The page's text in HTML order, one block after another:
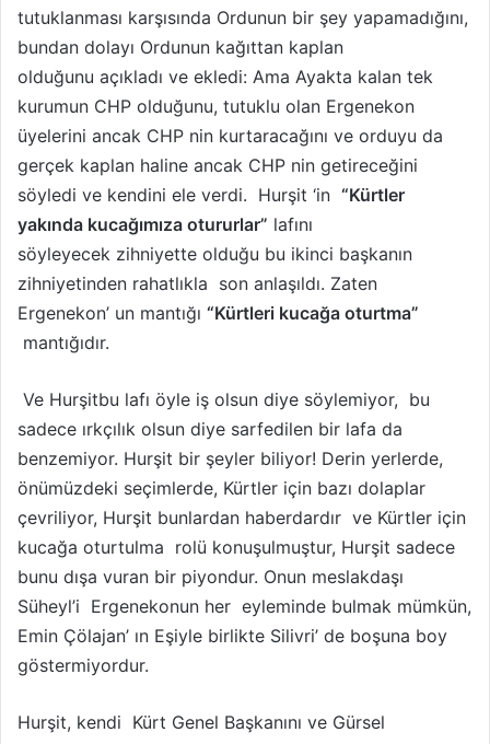
tutuklanması karşısında Ordunun bir şey yapamadığını,
bundan dolayı Ordunun kağıttan kaplan
olduğunu açıkladı ve ekledi: Ama Ayakta kalan tek
kurumun CHP olduğunu, tutuklu olan Ergenekon
üyelerini ancak CHP nin kurtaracağını ve orduyu da
gerçek kaplan haline ancak CHP nin getireceğini
söyledi ve kendini ele verdi. Hurşit ‘in “Kürtler
yakında kucağımıza otururlar” lafını
söyleyecek zihniyette olduğu bu ikinci başkanın
zihniyetinden rahatlıkla son anlaşıldı. Zaten
Ergenekon’ un mantığı “Kürtleri kucağa oturtma”
mantığıdır.
Ve Hurşitbu lafı öyle iş olsun diye söylemiyor, bu
sadece ırkçılık olsun diye sarfedilen bir lafa da
benzemiyor. Hurşit bir şeyler biliyor! Derin yerlerde,
önümüzdeki seçimlerde, Kürtler için bazı dolaplar
çevriliyor, Hurşit bunlardan haberdardır ve Kürtler için
kucağa oturtulma rolü konuşulmuştur, Hurşit sadece
bunu dışa vuran bir piyondur. Onun meslakdaşı
Süheyl’i Ergenekonun her eyleminde bulmak mümkün,
Emin Çölajan’ ın Eşiyle birlikte Silivri’ de boşuna boy
göstermiyordur.
Hurşit, kendi Kürt Genel Başkanını ve Gürsel